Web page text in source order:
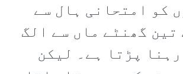
کو امتحانی ہال سے
تین گھنٹے ماں سے الگ
پڑتا ہے۔ لیکن